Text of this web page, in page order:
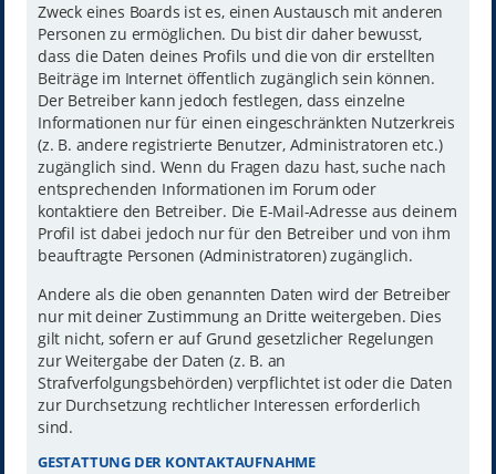
Zweck eines Boards ist es, einen Austausch mit anderen
Personen zu ermöglichen. Du bist dir daher bewusst,
dass die Daten deines Profils und die von dir erstellten
Beiträge im Internet öffentlich zugänglich sein können.
Der Betreiber kann jedoch festlegen, dass einzelne
Informationen nur für einen eingeschränkten Nutzerkreis
(z. B. andere registrierte Benutzer, Administratoren etc.)
zugänglich sind. Wenn du Fragen dazu hast, suche nach
entsprechenden Informationen im Forum oder
kontaktiere den Betreiber. Die E-Mail-Adresse aus deinem
Profil ist dabei jedoch nur für den Betreiber und von ihm
beauftragte Personen (Administratoren) zugänglich.
Andere als die oben genannten Daten wird der Betreiber
nur mit deiner Zustimmung an Dritte weitergeben. Dies
gilt nicht, sofern er auf Grund gesetzlicher Regelungen
zur Weitergabe der Daten (z. B. an
Strafverfolgungsbehörden) verpflichtet ist oder die Daten
zur Durchsetzung rechtlicher Interessen erforderlich
sind.
GESTATTUNG DER KONTAKTAUFNAHME